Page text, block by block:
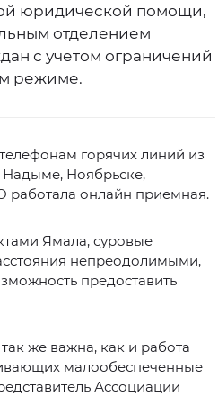
юридической помощи,
отделением
с учетом ограничений
режиме.
горячих линий из
Надыме, Ноябрьске,
работала онлайн приемная.
Ямала, суровые
непреодолимыми,
предоставить
же важна, как и работа
малообеспеченные
Ассоциации